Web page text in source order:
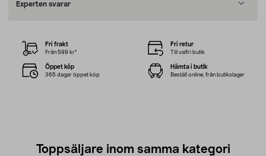
Experten svarar
Fri frakt
Från 599 kr*
Fri retur
Till valfri butik
Öppet köp
365 dagar öppet köp
Hämta i butik
Beställ online, från butikslager
Toppsäljare inom samma kategori